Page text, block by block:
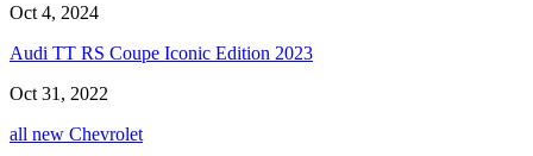
Oct 4, 2024
Audi TT RS Coupe Iconic Edition 2023
Oct 31, 2022
all new Chevrolet